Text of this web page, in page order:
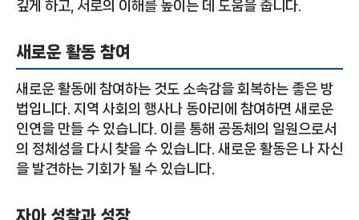
깊게 하고, 서로의 이해를 높이는 데 도움을 줍니다.
새로운 활동 참여
새로운 활동에 참여하는 것도 소속감을 회복하는 좋은 방
법입니다. 지역 사회의 행사나 동아리에 참여하면 새로운
인연을 만들 수 있습니다. 이를 통해 공동체의 일원으로서
의 정체성을 다시 찾을 수 있습니다. 새로운 활동은 나 자신
을 발견하는 기회가 될 수 있습니다.
자아 성찰과 성장